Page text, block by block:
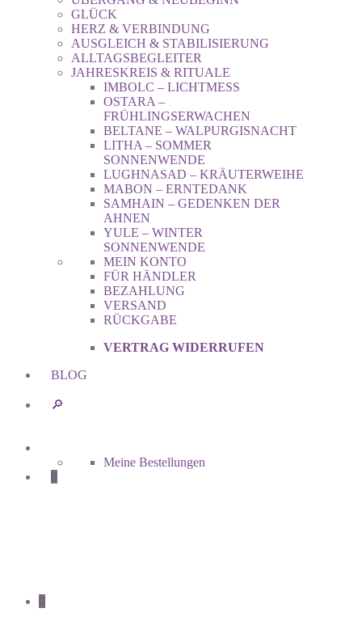
GLÜCK
HERZ & VERBINDUNG
AUSGLEICH & STABILISIERUNG
ALLTAGSBEGLEITER
JAHRESKREIS & RITUALE
IMBOLC – LICHTMESS
OSTARA –
FRÜHLINGSERWACHEN
BELTANE – WALPURGISNACHT
LITHA – SOMMER
SONNENWENDE
LUGHNASAD – KRÄUTERWEIHE
MABON – ERNTEDANK
SAMHAIN – GEDENKEN DER
AHNEN
YULE – WINTER
SONNENWENDE
MEIN KONTO
FÜR HÄNDLER
BEZAHLUNG
VERSAND
RÜCKGABE
VERTRAG WIDERRUFEN
BLOG
🔎︎
Meine Bestellungen
0
0